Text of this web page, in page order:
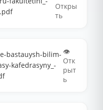
Откры
ть
bastauysh-bilim-
kafedrasyny_-
👁️
Отк
рыт
ь